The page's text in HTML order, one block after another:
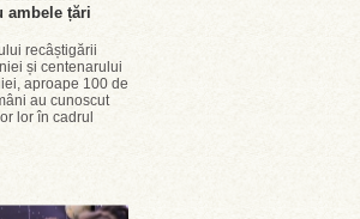
ambele țări
recâștigării
și centenarului
aproape 100 de
au cunoscut
lor în cadrul